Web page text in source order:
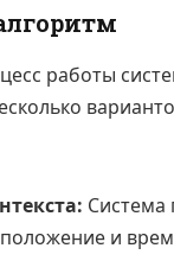
работы
Система
и